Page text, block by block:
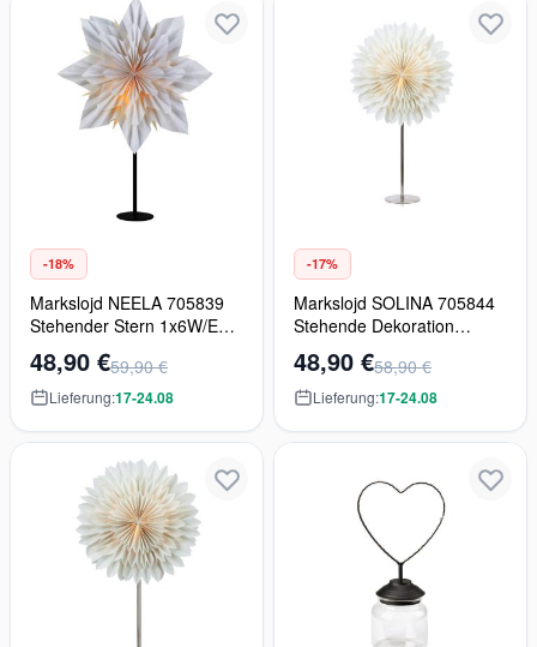
-18%
Markslojd NEELA 705839
Stehender Stern 1x6W/E14
IP20
48,90 €59,90 €
Lieferung:17-24.08
-17%
Markslojd SOLINA 705844
Stehende Dekoration
1x6W/E14 IP20
48,90 €58,90 €
Lieferung:17-24.08